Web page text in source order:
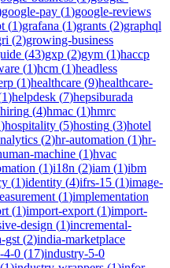
google-pay (1)google-reviews
(1)grafana (1)grants (2)graphql
(2)growing-business
(43)gxp (2)gym (1)haccp
(1)hcm (1)headless
(1)healthcare (9)healthcare-
1)helpdesk (7)hepsiburada
hiring (4)hmac (1)hmrc
)hospitality (5)hosting (3)hotel
(2)hr-automation (1)hr-
machine (1)hvac
(1)i18n (2)iam (1)ibm
(1)identity (4)ifrs-15 (1)image-
(1)implementation
(1)import-export (1)import-
design (1)incremental-
gst (2)india-marketplace
4-0 (17)industry-5-0